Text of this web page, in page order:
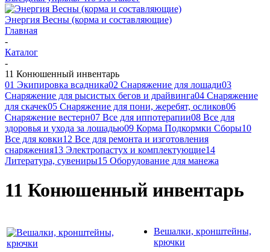
Энергия Весны (корма и составляющие)
Главная
-
Каталог
-
11 Конюшенный инвентарь
01 Экипировка всадника02 Снаряжение для лошади03
Снаряжение для рысистых бегов и драйвинга04 Снаряжение
для скачек05 Снаряжение для пони, жеребят, осликов06
Снаряжение вестерн07 Все для иппотерапии08 Все для
здоровья и ухода за лошадью09 Корма Подкормки Сборы10
Все для ковки12 Все для ремонта и изготовления
снаряжения13 Электропастух и комплектующие14
Литература, сувениры15 Оборудование для манежа
11 Конюшенный инвентарь
Вешалки, кронштейны,
крючки